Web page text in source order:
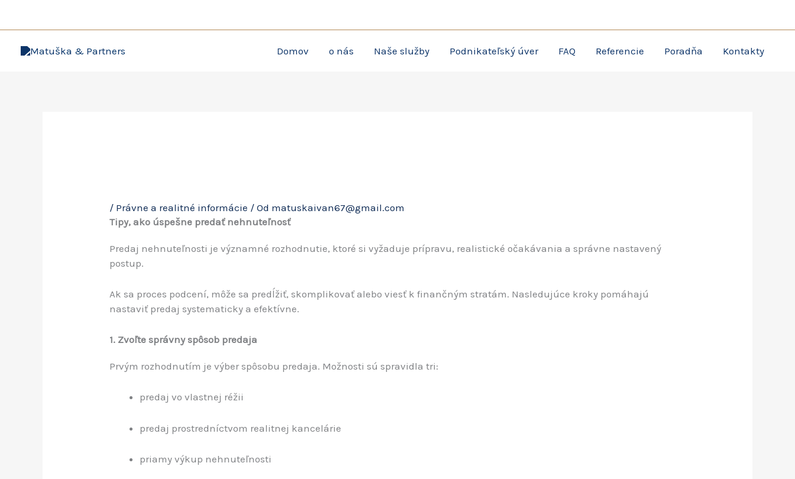
Domov o nás Naše služby Podnikateľský úver FAQ Referencie Poradňa Kontakty
/ Právne a realitné informácie / Od matuskaivan67@gmail.com
Tipy, ako úspešne predať nehnuteľnosť
Predaj nehnuteľnosti je významné rozhodnutie, ktoré si vyžaduje prípravu, realistické očakávania a správne nastavený
postup.
Ak sa proces podcení, môže sa predĺžiť, skomplikovať alebo viesť k finančným stratám. Nasledujúce kroky pomáhajú
nastaviť predaj systematicky a efektívne.
1. Zvoľte správny spôsob predaja
Prvým rozhodnutím je výber spôsobu predaja. Možnosti sú spravidla tri:
predaj vo vlastnej réžii
predaj prostredníctvom realitnej kancelárie
priamy výkup nehnuteľnosti